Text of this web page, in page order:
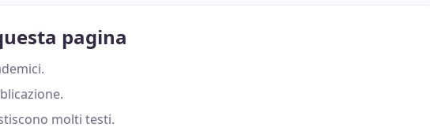
pagina
molti testi.